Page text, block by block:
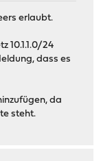
erlaubt.
10.1.1.0/24
dass es
da
steht.